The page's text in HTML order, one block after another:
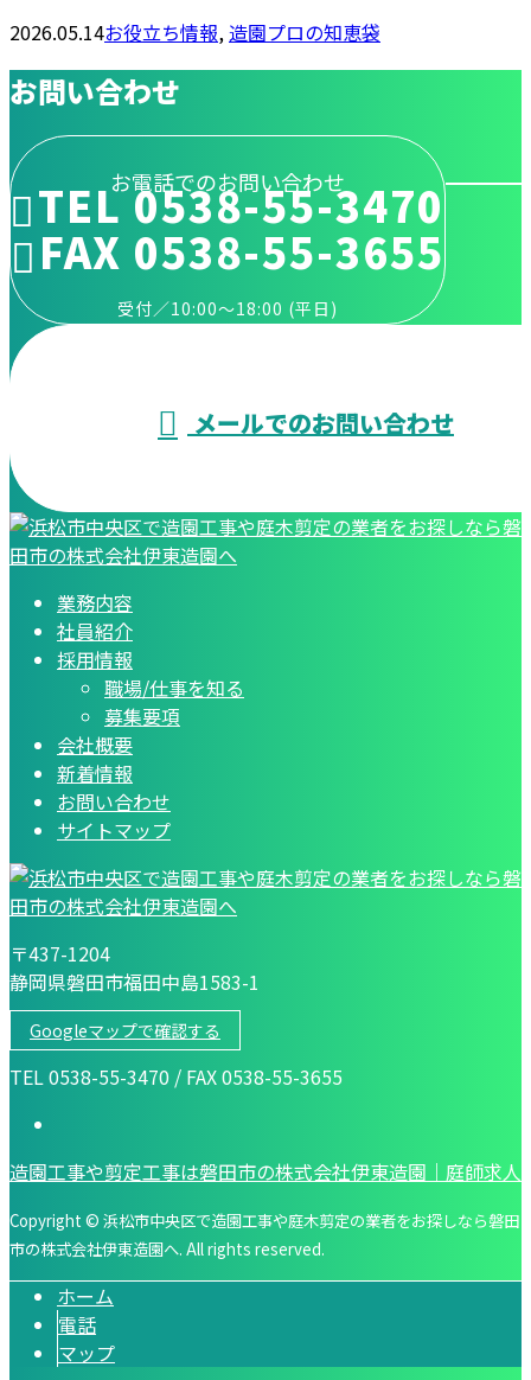
2026.05.14お役立ち情報, 造園プロの知恵袋
お問い合わせ
お電話でのお問い合わせ
TEL 0538-55-3470
FAX 0538-55-3655
受付／10:00～18:00 (平日)
メールでのお問い合わせ
業務内容
社員紹介
採用情報
職場/仕事を知る
募集要項
会社概要
新着情報
お問い合わせ
サイトマップ
〒437-1204
静岡県磐田市福田中島1583-1
Googleマップで確認する
TEL 0538-55-3470 / FAX 0538-55-3655
造園工事や剪定工事は磐田市の株式会社伊東造園｜庭師求人
Copyright © 浜松市中央区で造園工事や庭木剪定の業者をお探しなら磐田
市の株式会社伊東造園へ. All rights reserved.
ホーム
電話
マップ